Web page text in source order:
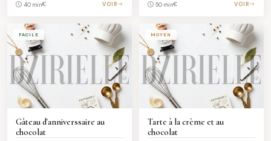
40 min€ VOIR 50 min€ VOIR
FACILE
Gâteau d'anniverssaire au
chocolat
MOYEN
Tarte à la crème et au
chocolat